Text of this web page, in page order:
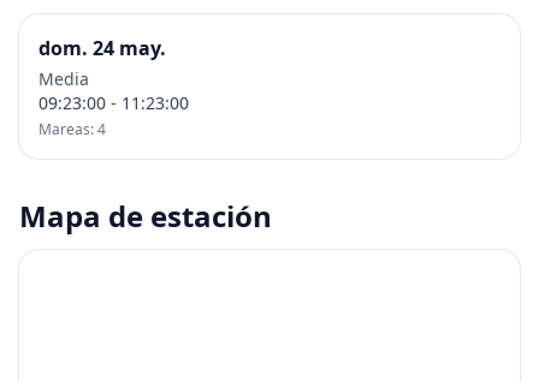
dom. 24 may.
Media
09:23:00 - 11:23:00
Mareas: 4
Mapa de estación